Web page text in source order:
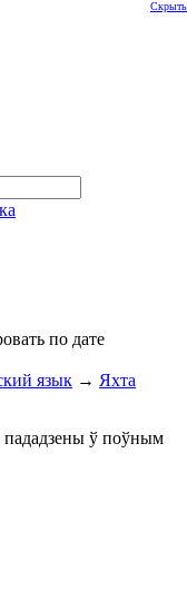
по дате
Скрыть
язык → Яхта
пададзены ў поўным